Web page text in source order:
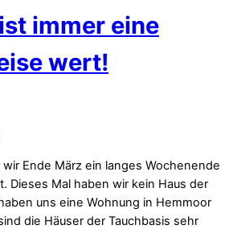
immer eine
wert!
Ende März ein langes Wochenende
Dieses Mal haben wir kein Haus der
uns eine Wohnung in Hemmoor
die Häuser der Tauchbasis sehr